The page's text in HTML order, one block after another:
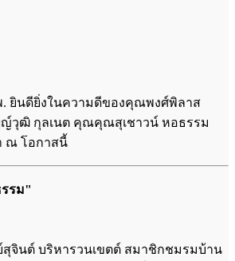
ยินดียิ่งในความดีของคุณพงศ์พิลาส
วุฒิ กุลเนต คุณคุณสุเชาวน์ หอธรรม
ณ โอกาสนี้
รม"
สุจินต์ บริหารวนเขตต์ สมาชิกชมรมบ้าน